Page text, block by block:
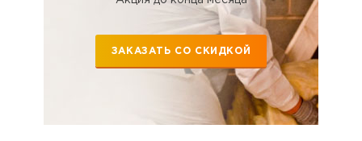
ЗАКАЗАТЬ СО СКИДКОЙ
Утеплитель Эковер
Утеплитель Тимплэкс
Утеплитель Термит